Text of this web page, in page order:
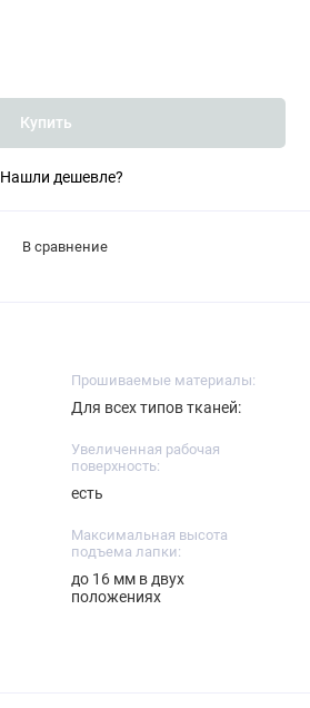
Купить
Нашли дешевле?
В сравнение
Прошиваемые материалы:
Для всех типов тканей:
Увеличенная рабочая
поверхность:
есть
Максимальная высота
подъема лапки:
до 16 мм в двух
положениях